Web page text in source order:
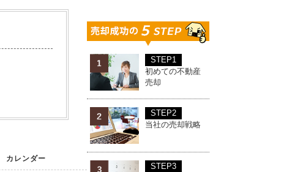
STEP1
初めての不動産
売却
STEP2
当社の売却戦略
STEP3
カレンダー